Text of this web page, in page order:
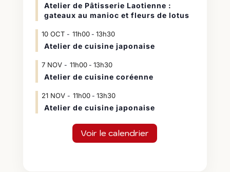
Atelier de Pâtisserie Laotienne :
gateaux au manioc et fleurs de lotus
10 OCT 11h00- 13h30
Atelier de cuisine japonaise
7 NOV 11h00- 13h30
Atelier de cuisine coréenne
21 NOV 11h00- 13h30
Atelier de cuisine japonaise
Voir le calendrier